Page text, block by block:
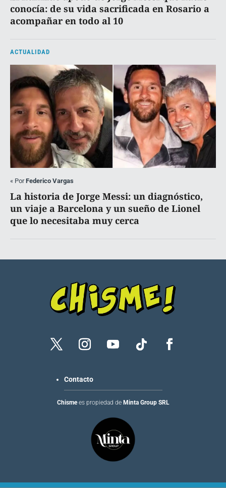
conocía: de su vida sacrificada en Rosario a
acompañar en todo al 10
ACTUALIDAD
« PorFederico Vargas
La historia de Jorge Messi: un diagnóstico,
un viaje a Barcelona y un sueño de Lionel
que lo necesitaba muy cerca
Contacto
Chismees propiedad de Minta Group SRL